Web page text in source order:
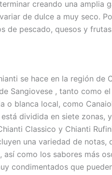
creando una amplia
de dulce a muy seco.
de pescado, quesos y
se hace en la región de
Sangiovese , tanto como
o blanca local, como
dividida en siete zonas,
Classico y Chianti
una variedad de notas,
como los sabores más
condimentados que